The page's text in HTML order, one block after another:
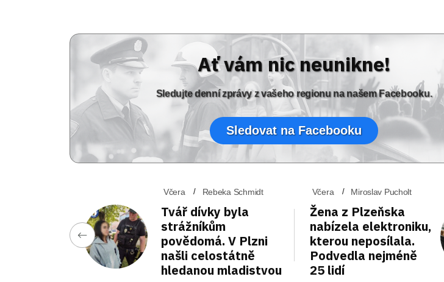
Ať vám nic neunikne!
Sledujte denní zprávy z vašeho regionu na našem Facebooku.
Sledovat na Facebooku
Včera Rebeka Schmidt
Tvář dívky byla
strážníkům
povědomá. V Plzni
našli celostátně
hledanou mladistvou
Včera Miroslav Pucholt
Žena z Plzeňska
nabízela elektroniku,
kterou neposílala.
Podvedla nejméně
25 lidí